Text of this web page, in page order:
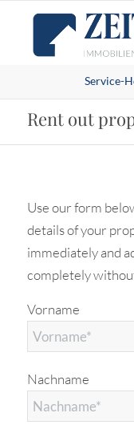
Service-
Rent out
Use our form
details of your
immediately and
completely
Vorname
Nachname